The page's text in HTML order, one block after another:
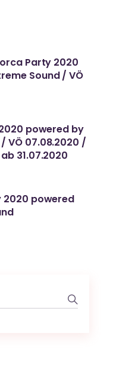
Party 2020
Sound / VÖ
powered by
VÖ 07.08.2020 /
31.07.2020
2020 powered